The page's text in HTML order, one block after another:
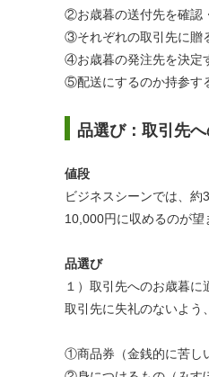
②お歳暮の送付先を確認
③それぞれの取引先に贈
④お歳暮の発注先を決定
⑤配送にするのか持参す
品選び：取引先
値段
ビジネスシーンでは、
10,000円に収めるのが望
品選び
１）取引先へのお歳暮に
取引先に失礼のないよう
①商品券（金銭的に苦し